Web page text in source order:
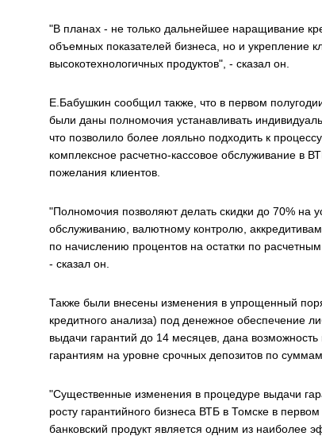
"В планах - не только дальнейшее наращивание
объемных показателей бизнеса, но и укрепление
высокотехнологичных продуктов", - сказал он.
Е.Бабушкин сообщил также, что в первом
были даны полномочия устанавливать
что позволило более лояльно подходить к
комплексное расчетно-кассовое обслуживание в
пожелания клиентов.
"Полномочия позволяют делать скидки до 70% на
обслуживанию, валютному контролю,
по начислению процентов на остатки по
- сказал он.
Также были внесены изменения в упрощенный
кредитного анализа) под денежное обеспечение
выдачи гарантий до 14 месяцев, дана
гарантиям на уровне срочных депозитов по
"Существенные изменения в процедуре выдачи
росту гарантийного бизнеса ВТБ в Томске в
банковский продукт является одним из наиболее